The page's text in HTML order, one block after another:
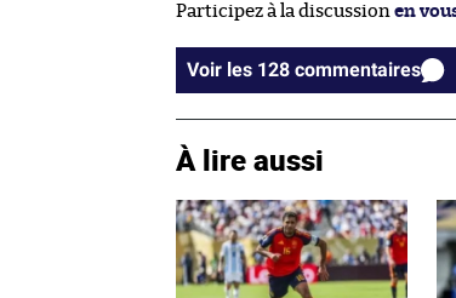
Participez à la discussion en
Voir les 128 commentaires
À lire aussi